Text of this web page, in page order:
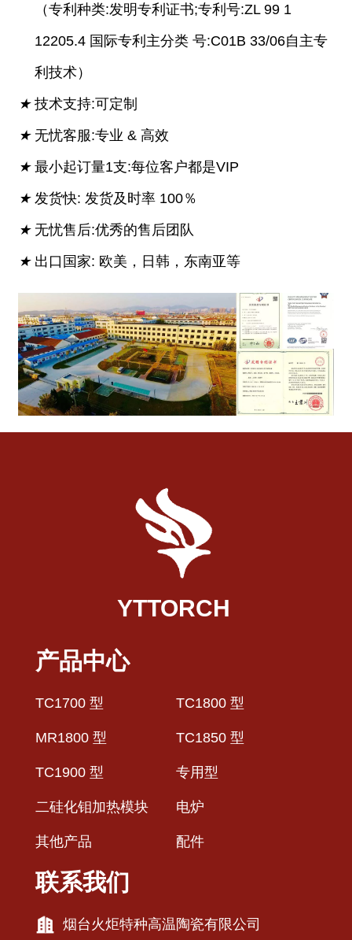
（专利种类:发明专利证书;专利号:ZL 99 1
12205.4 国际专利主分类 号:C01B 33/06自主专
利技术）
★ 技术支持:可定制
★ 无忧客服:专业 & 高效
★ 最小起订量1支:每位客户都是VIP
★ 发货快: 发货及时率 100％
★ 无忧售后:优秀的售后团队
★ 出口国家: 欧美，日韩，东南亚等
YTTORCH
产品中心
TC1700 型 TC1800 型
MR1800 型 TC1850 型
TC1900 型 专用型
二硅化钼加热模块 电炉
其他产品 配件
联系我们
烟台火炬特种高温陶瓷有限公司